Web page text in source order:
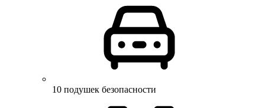
10 подушек безопасности